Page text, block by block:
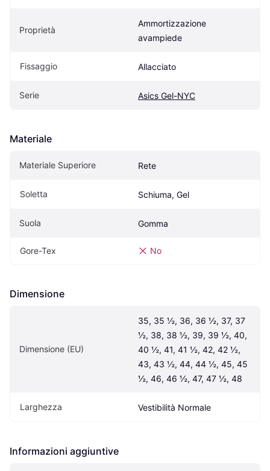
Proprietà
Ammortizzazione
avampiede
Fissaggio Allacciato
Serie Asics Gel-NYC
Materiale
Materiale Superiore Rete
Soletta Schiuma, Gel
Suola Gomma
Gore-Tex No
Dimensione
Dimensione (EU)
35, 35 ½, 36, 36 ½, 37, 37
½, 38, 38 ½, 39, 39 ½, 40,
40 ½, 41, 41 ½, 42, 42 ½,
43, 43 ½, 44, 44 ½, 45, 45
½, 46, 46 ½, 47, 47 ½, 48
Larghezza Vestibilità Normale
Informazioni aggiuntive